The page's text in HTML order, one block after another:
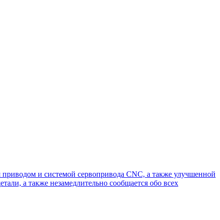
и системой сервопривода CNC, а также улучшенной
а также незамедлительно сообщается обо всех